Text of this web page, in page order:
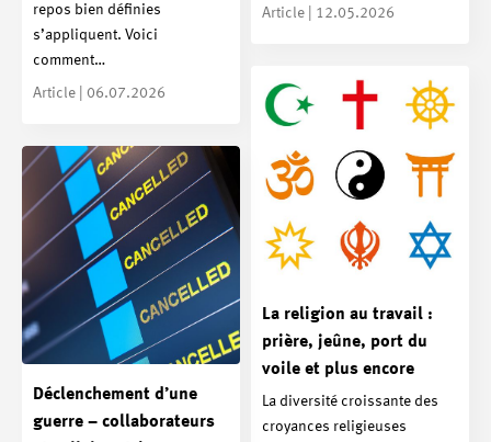
repos bien définies
s’appliquent. Voici
comment…
Article | 06.07.2026
Article | 12.05.2026
La religion au travail :
prière, jeûne, port du
voile et plus encore
La diversité croissante des
croyances religieuses
Déclenchement d’une
guerre – collaborateurs